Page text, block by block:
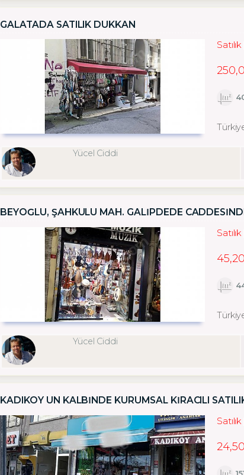
GALATADA SATILIK DÜKKAN
Satılık
Yücel Ciddi
BEYOĞLU, ŞAHKULU MAH. GALİPDEDE
Satılık
Yücel Ciddi
KADIKÖY ÜN KALBINDE KURUMSAL KIRACILI
Satılık